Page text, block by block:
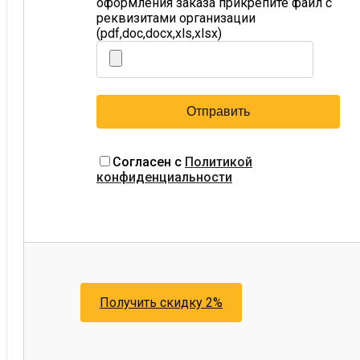
реквизитами организации
(pdf,doc,docx,xls,xlsx)
Согласен с Политикой
конфиденциальности
Получить скидку 2%